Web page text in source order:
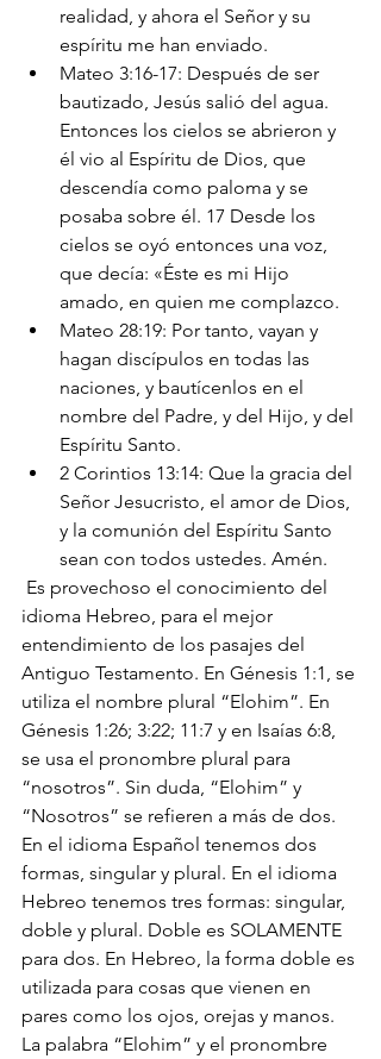
realidad, y ahora el Señor y su
espíritu me han enviado.
Mateo 3:16-17: Después de ser
bautizado, Jesús salió del agua.
Entonces los cielos se abrieron y
él vio al Espíritu de Dios, que
descendía como paloma y se
posaba sobre él. 17 Desde los
cielos se oyó entonces una voz,
que decía: «Éste es mi Hijo
amado, en quien me complazco.
Mateo 28:19: Por tanto, vayan y
hagan discípulos en todas las
naciones, y bautícenlos en el
nombre del Padre, y del Hijo, y del
Espíritu Santo.
2 Corintios 13:14: Que la gracia del
Señor Jesucristo, el amor de Dios,
y la comunión del Espíritu Santo
sean con todos ustedes. Amén.
idioma Hebreo, para el mejor
entendimiento de los pasajes del
Antiguo Testamento. En Génesis 1:1, se
utiliza el nombre plural “Elohim”. En
Génesis 1:26; 3:22; 11:7 y en Isaías 6:8,
se usa el pronombre plural para
“nosotros”. Sin duda, “Elohim” y
“Nosotros” se refieren a más de dos.
En el idioma Español tenemos dos
formas, singular y plural. En el idioma
Hebreo tenemos tres formas: singular,
doble y plural. Doble es SOLAMENTE
para dos. En Hebreo, la forma doble es
utilizada para cosas que vienen en
pares como los ojos, orejas y manos.
La palabra “Elohim” y el pronombre